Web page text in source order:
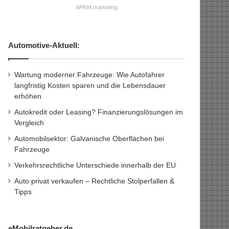
ARKM.marketing
Automotive-Aktuell:
Wartung moderner Fahrzeuge: Wie Autofahrer
langfristig Kosten sparen und die Lebensdauer
erhöhen
Autokredit oder Leasing? Finanzierungslösungen im
Vergleich
Automobilsektor: Galvanische Oberflächen bei
Fahrzeuge
Verkehrsrechtliche Unterschiede innerhalb der EU
Auto privat verkaufen – Rechtliche Stolperfallen &
Tipps